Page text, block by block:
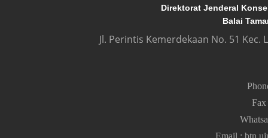
Direktorat Jenderal
Balai
Jl. Perintis Kemerdekaan No. 51
Fax
Email :